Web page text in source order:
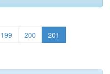
199 200
201